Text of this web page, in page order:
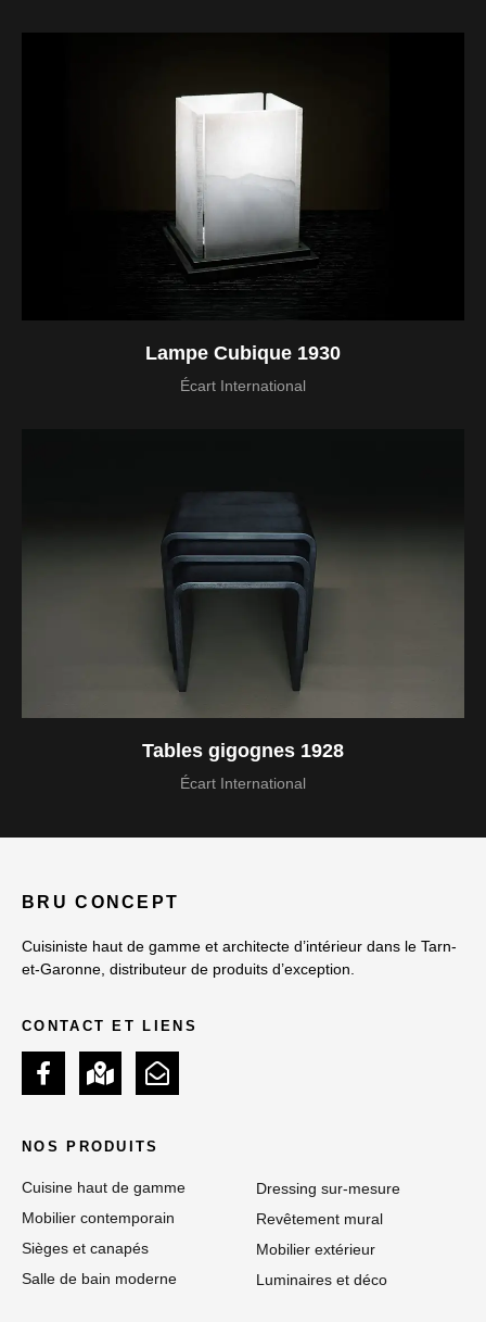
Lampe Cubique 1930
Écart International
Tables gigognes 1928
Écart International
BRU CONCEPT
Cuisiniste haut de gamme et architecte d’intérieur dans le Tarn-
et-Garonne, distributeur de produits d’exception.
CONTACT ET LIENS
NOS PRODUITS
Cuisine haut de gamme
Mobilier contemporain
Sièges et canapés
Salle de bain moderne
Dressing sur-mesure
Revêtement mural
Mobilier extérieur
Luminaires et déco